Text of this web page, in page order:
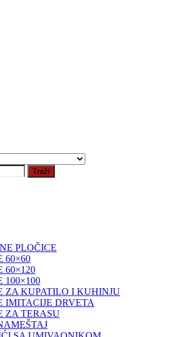
Traži
PLOČICE
60×60
60×120
100×100
ZA KUPATILO I KUHINJU
IMITACIJE DRVETA
ZA TERASU